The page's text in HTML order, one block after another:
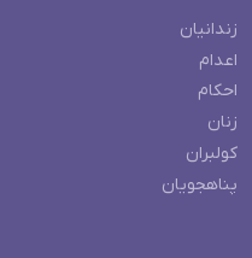
زندانیان
اعدام
احکام
زنان
کولبران
پناهجویان